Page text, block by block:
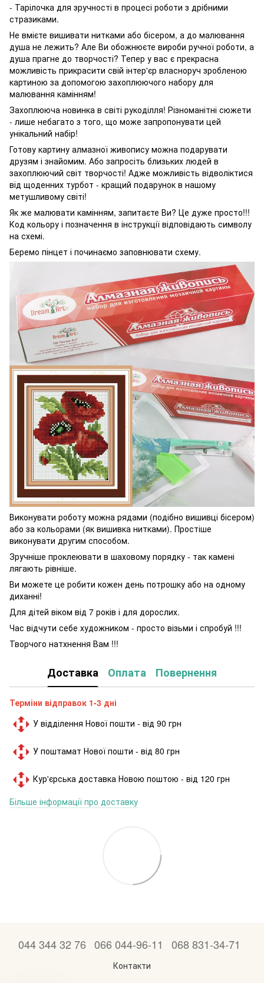
- Тарілочка для зручності в процесі роботи з дрібними
стразиками.
Не вмієте вишивати нитками або бісером, а до малювання
душа не лежить? Але Ви обожнюєте вироби ручної роботи, а
душа прагне до творчості? Тепер у вас є прекрасна
можливість прикрасити свій інтер'єр власноруч зробленою
картиною за допомогою захоплюючого набору для
малювання камінням!
Захоплююча новинка в світі рукоділля! Різноманітні сюжети
- лише небагато з того, що може запропонувати цей
унікальний набір!
Готову картину алмазної живопису можна подарувати
друзям і знайомим. Або запросіть близьких людей в
захоплюючий світ творчості! Адже можливість відволіктися
від щоденних турбот - кращий подарунок в нашому
метушливому світі!
Як же малювати камінням, запитаєте Ви? Це дуже просто!!!
Код кольору і позначення в інструкції відповідають символу
на схемі.
Беремо пінцет і починаємо заповнювати схему.
Виконувати роботу можна рядами (подібно вишивці бісером)
або за кольорами (як вишивка нитками). Простіше
виконувати другим способом.
Зручніше проклеювати в шаховому порядку - так камені
лягають рівніше.
Ви можете це робити кожен день потрошку або на одному
диханні!
Для дітей віком від 7 років і для дорослих.
Час відчути себе художником - просто візьми і спробуй !!!
Творчого натхнення Вам !!!
Доставка Оплата Повернення
Терміни відправок 1-3 дні
У відділення Нової пошти - від 90 грн
У поштамат Нової пошти - від 80 грн
Кур'єрська доставка Новою поштою - від 120 грн
Більше інформації про доставку
044 344 32 76 066 044-96-11 068 831-34-71
Контакти